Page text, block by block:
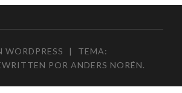
TEMA:
PORANDERS NORÉN.